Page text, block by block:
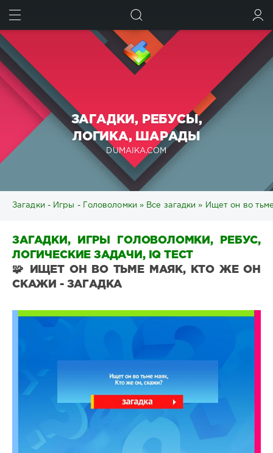
ЗАГАДКИ, РЕБУСЫ,
ЛОГИКА, ШАРАДЫ
DUMAIKA.COM
Загадки - Игры - Головоломки » Все загадки » Ищет он во
ЗАГАДКИ, ИГРЫ ГОЛОВОЛОМКИ, РЕБУС,
ЛОГИЧЕСКИЕ ЗАДАЧИ, IQ ТЕСТ
🧩 ИЩЕТ ОН ВО ТЬМЕ МАЯК, КТО ЖЕ ОН
СКАЖИ - ЗАГАДКА